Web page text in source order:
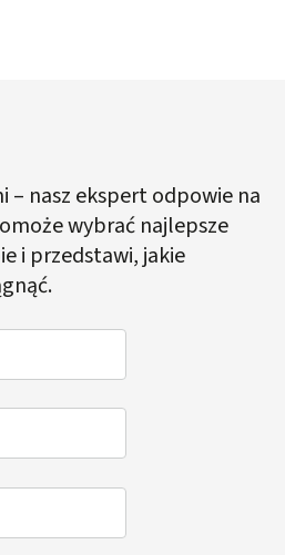
– nasz ekspert odpowie na
wybrać najlepsze
i przedstawi, jakie